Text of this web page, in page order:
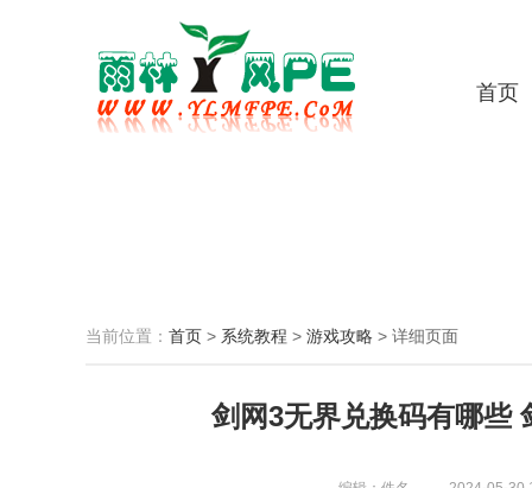
首页
当前位置： 首页 > 系统教程 > 游戏攻略 > 详细页面
剑网3无界兑换码有哪些